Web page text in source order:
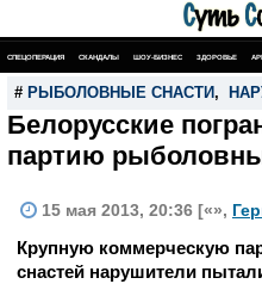
СПЕЦОПЕРАЦИЯ СКАНДАЛЫ ШОУ-БИЗНЕС ЗДОРОВЬЕ
# РЫБОЛОВНЫЕ СНАСТИ ,
Белорусские
партию
15 мая 2013, 20:36 [«»,
Крупную коммерческую
снастей нарушители